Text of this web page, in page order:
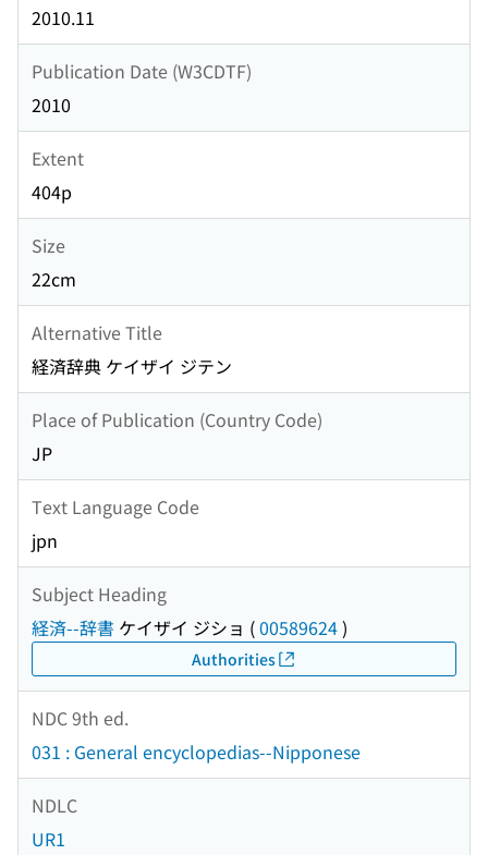
2010.11
Publication Date (W3CDTF)
2010
Extent
404p
Size
22cm
Alternative Title
経済辞典 ケイザイ ジテン
Place of Publication (Country Code)
JP
Text Language Code
jpn
Subject Heading
経済--辞書 ケイザイ ジショ (00589624)
Authorities
NDC 9th ed.
031 : General encyclopedias--Nipponese
NDLC
UR1